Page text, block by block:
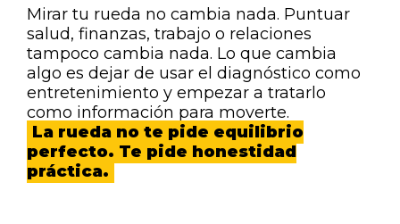
Mirar tu rueda no cambia nada. Puntuar
salud, finanzas, trabajo o relaciones
tampoco cambia nada. Lo que cambia
algo es dejar de usar el diagnóstico como
entretenimiento y empezar a tratarlo
como información para moverte.
La rueda no te pide equilibrio
perfecto. Te pide honestidad
práctica.